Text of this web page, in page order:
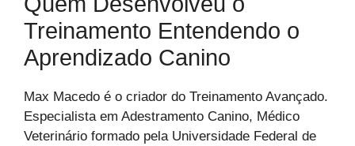
Treinamento Entendendo o
Aprendizado Canino
Max Macedo é o criador do Treinamento Avançado.
Especialista em Adestramento Canino, Médico
Veterinário formado pela Universidade Federal de